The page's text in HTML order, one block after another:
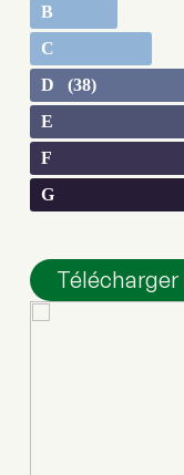
B
C
D (38)
E
F
G
Télécharger